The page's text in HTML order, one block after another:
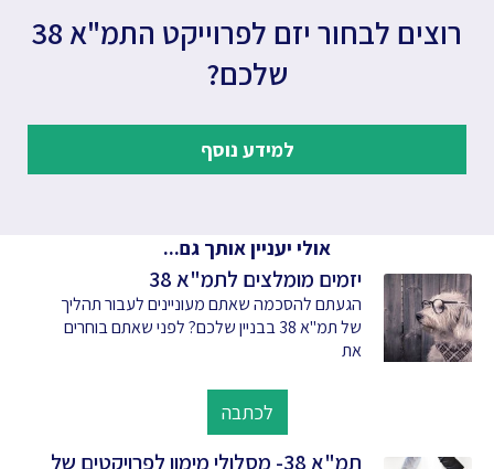
רוצים לבחור יזם לפרוייקט התמ"א 38
שלכם?
למידע נוסף
אולי יעניין אותך גם...
יזמים מומלצים לתמ"א 38
הגעתם להסכמה שאתם מעוניינים לעבור תהליך
של תמ"א 38 בבניין שלכם? לפני שאתם בוחרים
את
לכתבה
תמ"א 38- מסלולי מימון לפרויקטים של